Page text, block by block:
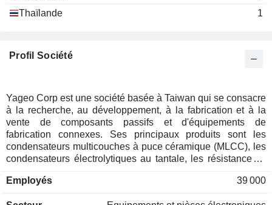
Thaïlande
1
Profil Société
Yageo Corp est une société basée à Taiwan qui se consacre
à la recherche, au développement, à la fabrication et à la
vente de composants passifs et d'équipements de
fabrication connexes. Ses principaux produits sont les
condensateurs multicouches à puce céramique (MLCC), les
condensateurs électrolytiques au tantale, les résistances à
résistances à trou traversant, les composants de protection
Employés 39 000